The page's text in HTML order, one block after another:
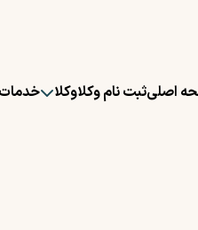
اصلیثبت نام وکلاوکلا خدمات